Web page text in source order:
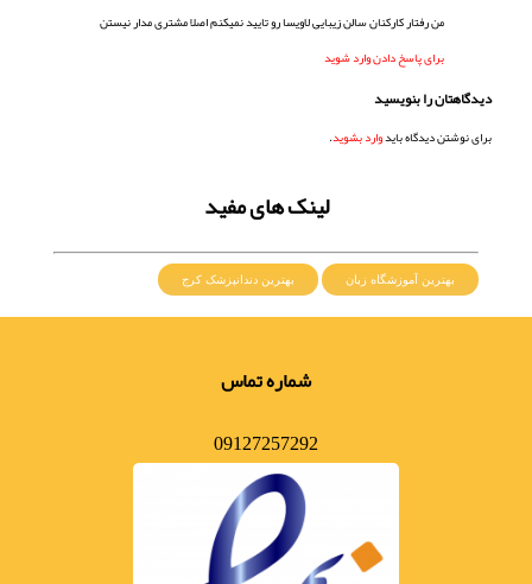
من رفتار کارکنان سالن زیبایی لاویسا رو تایید نمیکنم اصلا مشتری مدار نیستن
برای پاسخ دادن وارد شوید
دیدگاهتان را بنویسید
برای نوشتن دیدگاه بایدوارد بشوید.
لینک های مفید
بهترین آموزشگاه زبان بهترین دندانپزشک کرج
شماره تماس
09127257292